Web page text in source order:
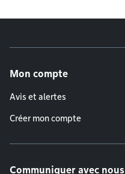
Mon compte
Avis et alertes
Créer mon compte
Communiquer avec nous